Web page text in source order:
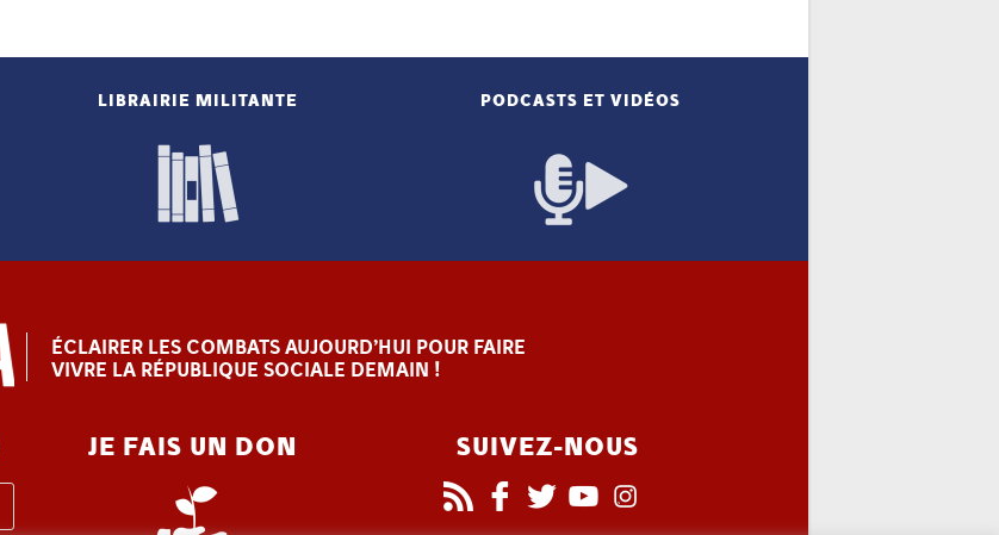
LIBRAIRIE MILITANTE PODCASTS ET VIDÉOS
ÉCLAIRER LES COMBATS AUJOURD’HUI POUR FAIRE
VIVRE LA RÉPUBLIQUE SOCIALE DEMAIN !
JE FAIS UN DON SUIVEZ-NOUS